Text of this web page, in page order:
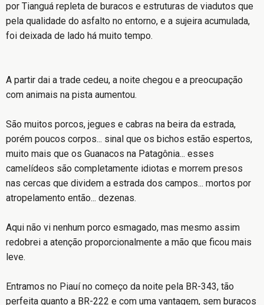
por Tianguá repleta de buracos e estruturas de viadutos que
pela qualidade do asfalto no entorno, e a sujeira acumulada,
foi deixada de lado há muito tempo.
A partir dai a trade cedeu, a noite chegou e a preocupação
com animais na pista aumentou.
São muitos porcos, jegues e cabras na beira da estrada,
porém poucos corpos... sinal que os bichos estão espertos,
muito mais que os Guanacos na Patagônia... esses
camelídeos são completamente idiotas e morrem presos
nas cercas que dividem a estrada dos campos... mortos por
atropelamento então... dezenas.
Aqui não vi nenhum porco esmagado, mas mesmo assim
redobrei a atenção proporcionalmente a mão que ficou mais
leve.
Entramos no Piauí no começo da noite pela BR-343, tão
perfeita quanto a BR-222 e com uma vantagem, sem buracos